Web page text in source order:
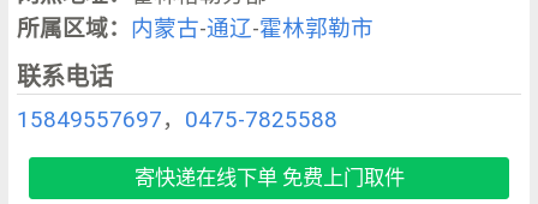
所属区域： 内蒙古-通辽-霍林郭勒市
联系电话
15849557697， 0475-7825588
寄快递在线下单 免费上门取件